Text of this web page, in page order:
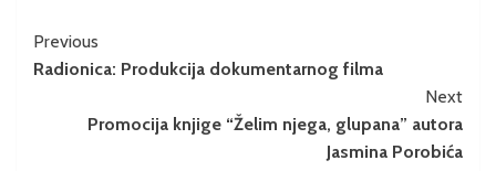
Previous
Radionica: Produkcija dokumentarnog filma
Next
Promocija knjige “Želim njega, glupana” autora
Jasmina Porobića